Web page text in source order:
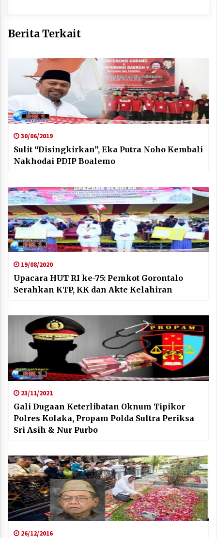
Berita Terkait
30/06/2019
Sulit “Disingkirkan”, Eka Putra Noho Kembali
Nakhodai PDIP Boalemo
19/08/2020
Upacara HUT RI ke-75: Pemkot Gorontalo
Serahkan KTP, KK dan Akte Kelahiran
23/11/2021
Gali Dugaan Keterlibatan Oknum Tipikor
Polres Kolaka, Propam Polda Sultra Periksa
Sri Asih & Nur Purbo
26/12/2016